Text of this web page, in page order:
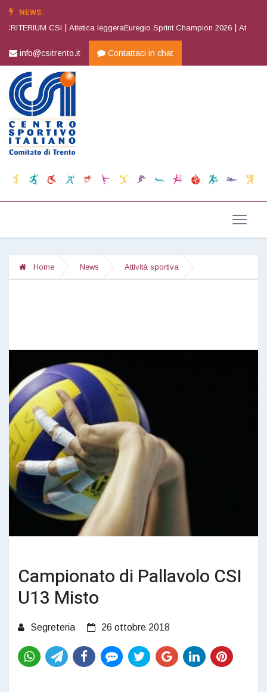
NEWS:
CSI |Atletica leggeraEuregio Sprint Champion 2026 |Atletica
info@csitrento.it Contattaci in chat
Home News Attività sportiva
Campionato di Pallavolo CSI
U13 Misto
Segreteria 26 ottobre 2018